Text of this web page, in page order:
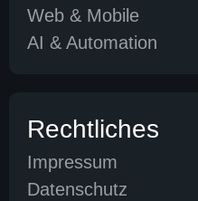
Web & Mobile
AI & Automation
Rechtliches
Impressum
Datenschutz